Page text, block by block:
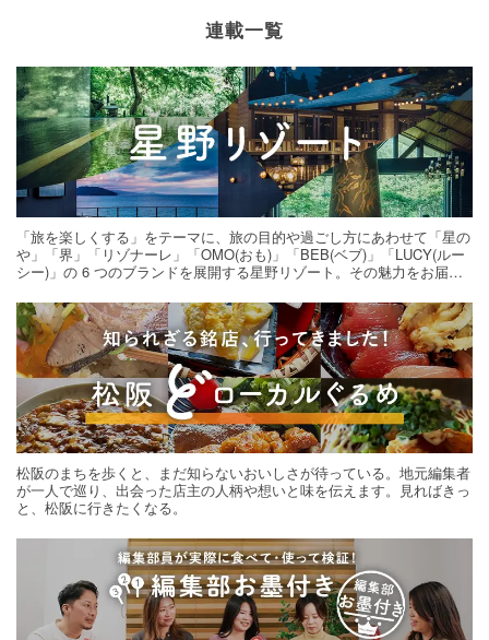
連載一覧
「旅を楽しくする」をテーマに、旅の目的や過ごし方にあわせて「星の
や」「界」「リゾナーレ」「OMO(おも)」「BEB(ベブ)」「LUCY(ルー
シー)」の 6 つのブランドを展開する星野リゾート。その魅力をお届け
松阪のまちを歩くと、まだ知らないおいしさが待っている。地元編集者
が一人で巡り、出会った店主の人柄や想いと味を伝えます。見ればきっ
と、松阪に行きたくなる。